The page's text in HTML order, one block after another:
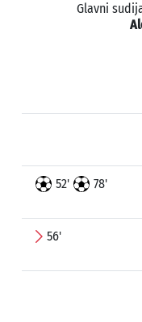
Glavni
52' 78'
56'